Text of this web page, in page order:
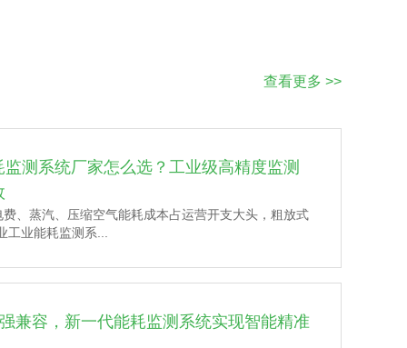
查看更多 >>
监测系统厂家怎么选？工业级高精度监测
费、蒸汽、压缩空气能耗成本占运营开支大头，粗放式
业能耗监测系...
兼容，新一代能耗监测系统实现智能精准